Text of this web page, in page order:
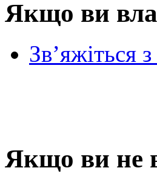
Якщо ви
Зв’яжіться
Якщо ви не